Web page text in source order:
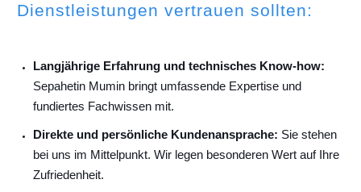
Dienstleistungen vertrauen sollten:
Langjährige Erfahrung und technisches Know-how:
Sepahetin Mumin bringt umfassende Expertise und
fundiertes Fachwissen mit.
Direkte und persönliche Kundenansprache: Sie stehen
bei uns im Mittelpunkt. Wir legen besonderen Wert auf Ihre
Zufriedenheit.